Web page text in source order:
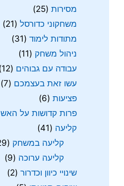
מסירות (25)
משחקוני כדורסל (21)
מתודות לימוד (31)
ניהול משחק (11)
עבודה עם גבוהים (12)
עשו זאת בעצמכם (7)
פציעות (6)
פרות קדושות על האש
קליעה (41)
קליעה במשחק (29)
קליעה ערוכה (9)
שינויי כיוון וכדרור (2)